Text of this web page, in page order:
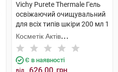
Vichy Purete Thermale Гель
освіжаючий очищувальний
для всіх типів шкіри 200 мл 1
флакон
Косметік Актів
Інтернаціональ
Є в наявності
від грн